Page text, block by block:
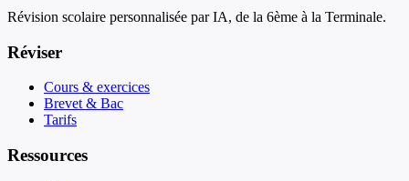
Révision scolaire personnalisée par IA, de la 6ème à la Terminale.
Réviser
Cours & exercices
Brevet & Bac
Tarifs
Ressources